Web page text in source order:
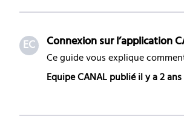
EC
Equipe CANAL publié il y a 2 ans